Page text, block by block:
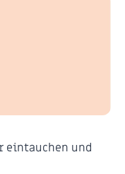
eintauchen und